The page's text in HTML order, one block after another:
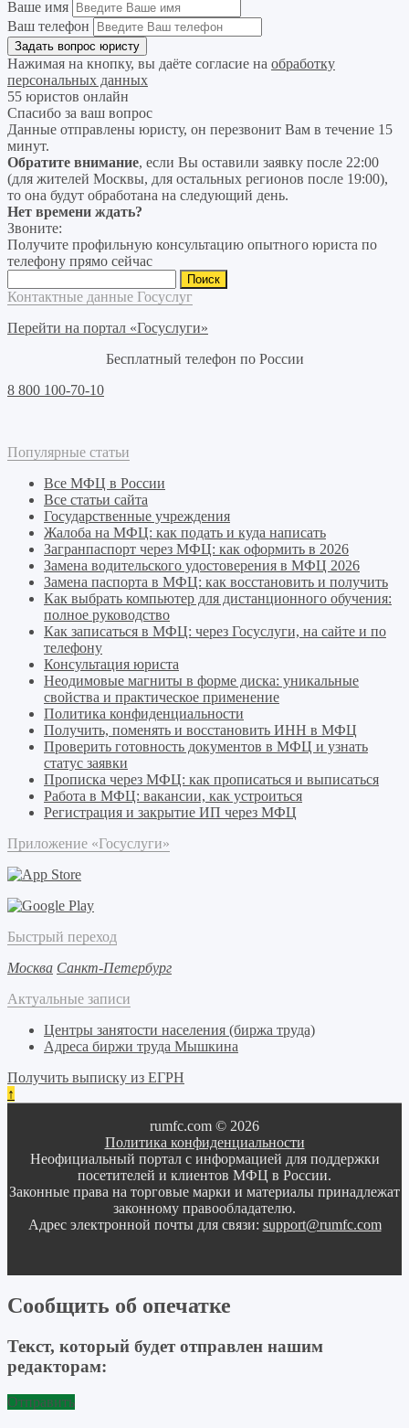
Ваше имя
Ваш телефон
Нажимая на кнопку, вы даёте согласие на обработку
персональных данных
55 юристов онлайн
Спасибо за ваш вопрос
Данные отправлены юристу, он перезвонит Вам в течение 15
минут.
Обратите внимание, если Вы оставили заявку после 22:00
(для жителей Москвы, для остальных регионов после 19:00),
то она будут обработана на следующий день.
Нет времени ждать?
Звоните:
Получите профильную консультацию опытного юриста по
телефону прямо сейчас
Контактные данные Госуслуг
Перейти на портал «Госуслуги»
Бесплатный телефон по России
8 800 100-70-10
Популярные статьи
Все МФЦ в России
Все статьи сайта
Государственные учреждения
Жалоба на МФЦ: как подать и куда написать
Загранпаспорт через МФЦ: как оформить в 2026
Замена водительского удостоверения в МФЦ 2026
Замена паспорта в МФЦ: как восстановить и получить
Как выбрать компьютер для дистанционного обучения:
полное руководство
Как записаться в МФЦ: через Госуслуги, на сайте и по
телефону
Консультация юриста
Неодимовые магниты в форме диска: уникальные
свойства и практическое применение
Политика конфиденциальности
Получить, поменять и восстановить ИНН в МФЦ
Проверить готовность документов в МФЦ и узнать
статус заявки
Прописка через МФЦ: как прописаться и выписаться
Работа в МФЦ: вакансии, как устроиться
Регистрация и закрытие ИП через МФЦ
Приложение «Госуслуги»
Быстрый переход
Москва Санкт-Петербург
Актуальные записи
Центры занятости населения (биржа труда)
Адреса биржи труда Мышкина
Получить выписку из ЕГРН
↑
rumfc.com © 2026
Политика конфиденциальности
Неофициальный портал с информацией для поддержки
посетителей и клиентов МФЦ в России.
Законные права на торговые марки и материалы принадлежат
законному правообладателю.
Адрес электронной почты для связи: support@rumfc.com
Сообщить об опечатке
Текст, который будет отправлен нашим
редакторам:
Отправить